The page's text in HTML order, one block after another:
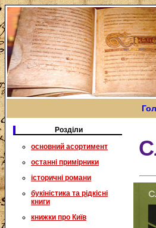
Розділи
основний асортимент
останні примірники
історичні романи
букіністика та рідкісні
книги
книжки про Київ